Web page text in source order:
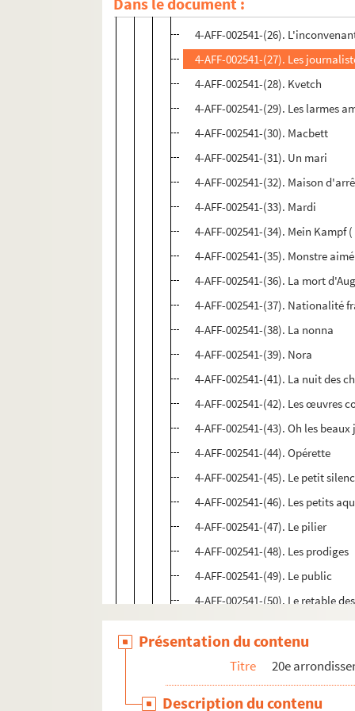
4-AFF-002541-(25). L'homme
4-AFF-002541-(26).
4-AFF-002541-(27). Les
4-AFF-002541-(28). Kvetch
4-AFF-002541-(29). Les larmes
4-AFF-002541-(30). Macbett
4-AFF-002541-(31). Un mari
4-AFF-002541-(32). Maison
4-AFF-002541-(33). Mardi
4-AFF-002541-(34). Mein Kampf
4-AFF-002541-(35). Monstre aimé
4-AFF-002541-(36). La mort
4-AFF-002541-(37). Nationalité
4-AFF-002541-(38). La nonna
4-AFF-002541-(39). Nora
4-AFF-002541-(41). La nuit des
4-AFF-002541-(42). Les œuvres
4-AFF-002541-(43). Oh les beaux
4-AFF-002541-(44). Opérette
4-AFF-002541-(45). Le petit
4-AFF-002541-(46). Les petits
4-AFF-002541-(47). Le pilier
4-AFF-002541-(48). Les prodiges
4-AFF-002541-(49). Le public
4-AFF-002541-(50). Le retable
4-AFF-002541-(64). Une saison
4-AFF-002541-(52). Sa maison
4-AFF-002541-(53). Sit venia
Présentation du contenu
Titre 20e
Description du contenu